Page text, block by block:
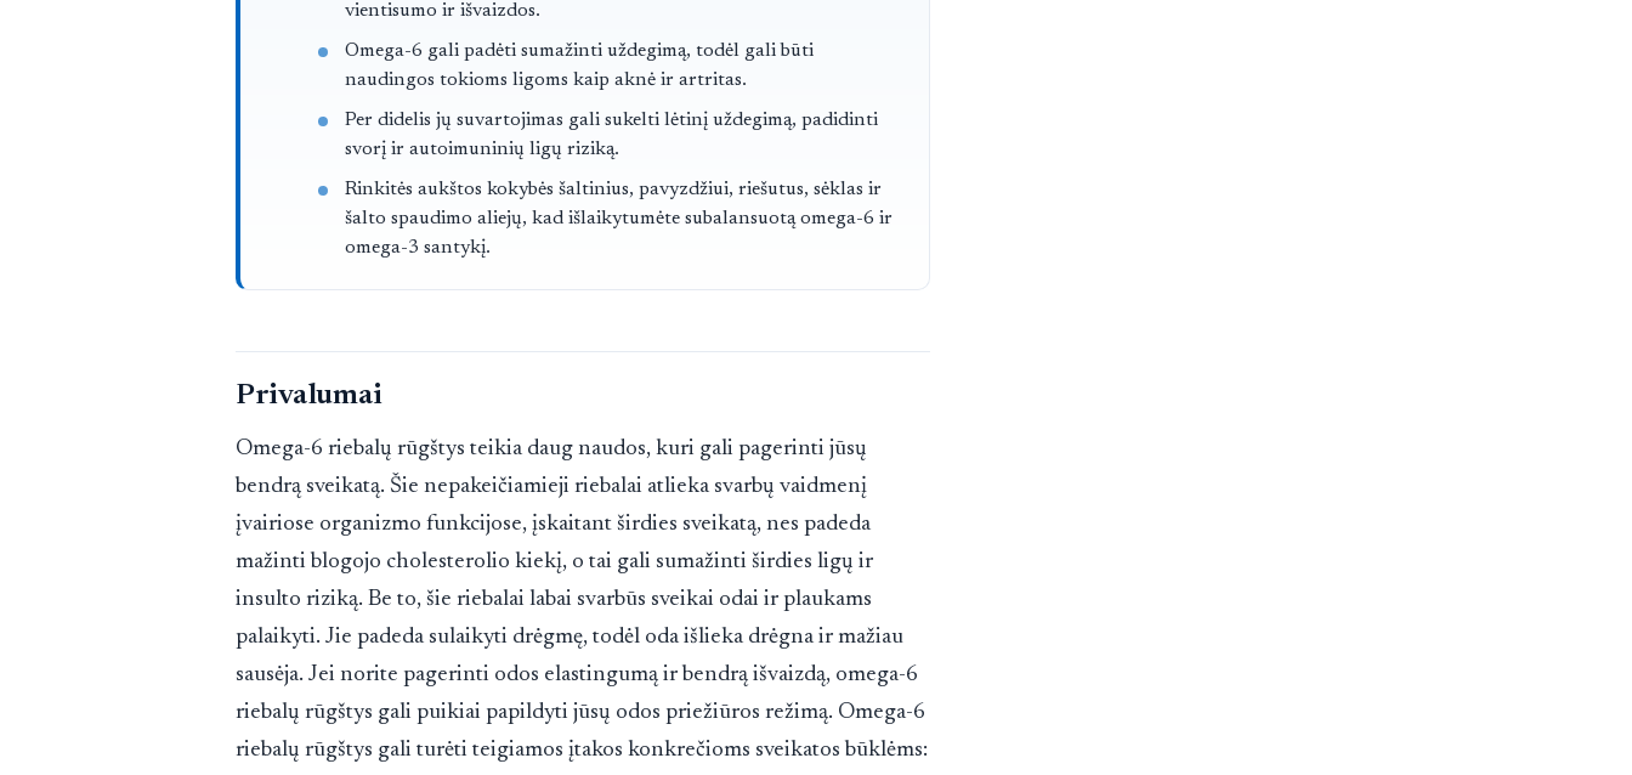
vientisumo ir išvaizdos.
Omega-6 gali padėti sumažinti uždegimą, todėl gali būti
naudingos tokioms ligoms kaip aknė ir artritas.
Per didelis jų suvartojimas gali sukelti lėtinį uždegimą, padidinti
svorį ir autoimuninių ligų riziką.
Rinkitės aukštos kokybės šaltinius, pavyzdžiui, riešutus, sėklas ir
šalto spaudimo aliejų, kad išlaikytumėte subalansuotą omega-6 ir
omega-3 santykį.
Privalumai
Omega-6 riebalų rūgštys teikia daug naudos, kuri gali pagerinti jūsų
bendrą sveikatą. Šie nepakeičiamieji riebalai atlieka svarbų vaidmenį
įvairiose organizmo funkcijose, įskaitant širdies sveikatą, nes padeda
mažinti blogojo cholesterolio kiekį, o tai gali sumažinti širdies ligų ir
insulto riziką. Be to, šie riebalai labai svarbūs sveikai odai ir plaukams
palaikyti. Jie padeda sulaikyti drėgmę, todėl oda išlieka drėgna ir mažiau
sausėja. Jei norite pagerinti odos elastingumą ir bendrą išvaizdą, omega-6
riebalų rūgštys gali puikiai papildyti jūsų odos priežiūros režimą. Omega-6
riebalų rūgštys gali turėti teigiamos įtakos konkrečioms sveikatos būklėms: